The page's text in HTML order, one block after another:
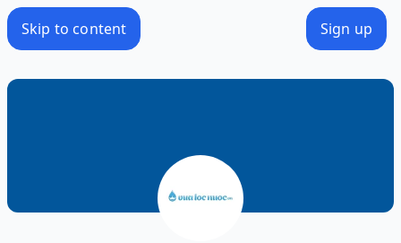
Skip to content Sign up